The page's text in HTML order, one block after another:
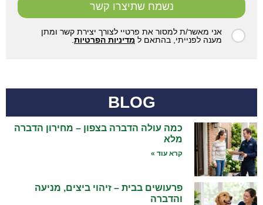
אני מאשר/ת למסור את פרטיי לצורך יצירת קשר ומתן
מענה לפנייתי, בהתאם ל מדיניות הפרטיות
נשמח שתיצרו קשר
BLOG
כמה עולה הדברה בצפון – מחירון הדברה
מלא
קרא עוד »
פרעושים בבית – זיהוי ביצים, מניעה
והדברה